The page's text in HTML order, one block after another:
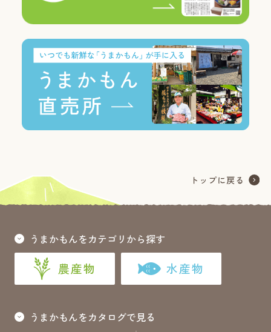
うまかもんをカテゴリから探す
農産物 水産物
うまかもんをカタログで見る